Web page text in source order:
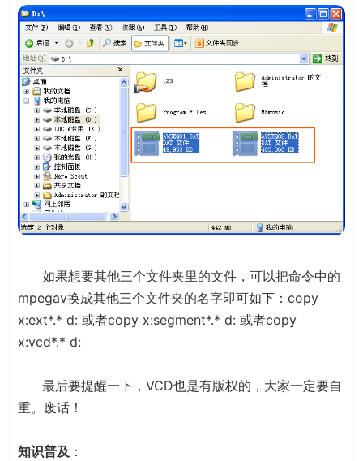
如果想要其他三个文件夹里的文件，可以把命令中的
mpegav换成其他三个文件夹的名字即可如下：copy
x:ext*.* d: 或者copy x:segment*.* d: 或者copy
x:vcd*.* d:
最后要提醒一下，VCD也是有版权的，大家一定要自
重。废话！
知识普及 ：